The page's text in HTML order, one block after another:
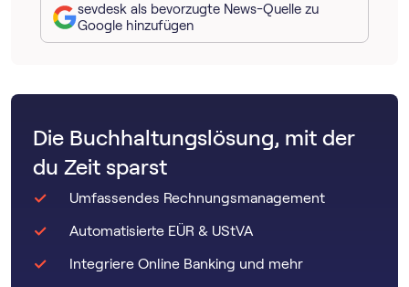
sevdesk als bevorzugte News-Quelle zu
Google hinzufügen
Die Buchhaltungslösung, mit der
du Zeit sparst
Umfassendes Rechnungsmanagement
Automatisierte EÜR & UStVA
Integriere Online Banking und mehr